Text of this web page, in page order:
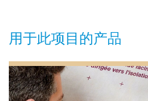
用于此项目的产品